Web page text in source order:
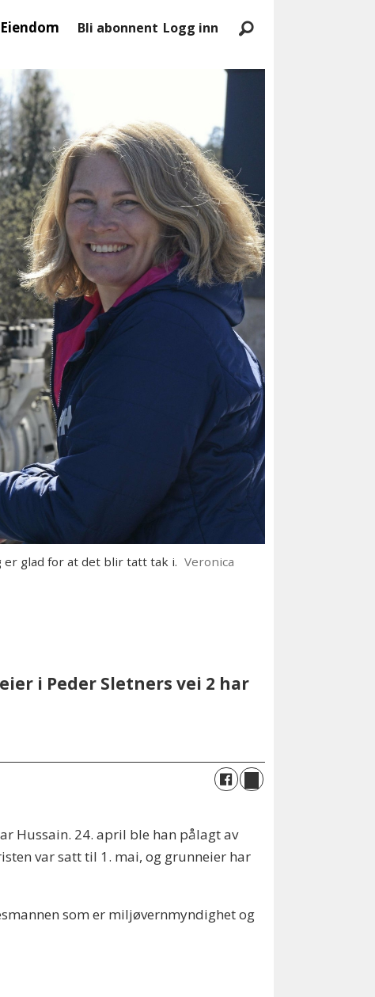
Eiendom Bli abonnent Logg inn
er glad for at det blir tatt tak i. Veronica
i Peder Sletners vei 2 har
Hussain. 24. april ble han pålagt av
var satt til 1. mai, og grunneier har
som er miljøvernmyndighet og